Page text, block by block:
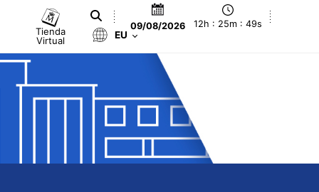
Tienda
Virtual
09/08/2026 12h : 25m : 49s
EU